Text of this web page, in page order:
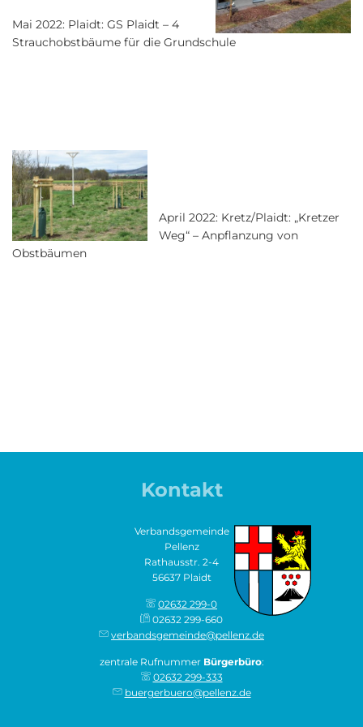
Mai 2022: Plaidt: GS Plaidt – 4
Strauchobstbäume für die Grundschule
April 2022: Kretz/Plaidt: „Kretzer
Weg“ – Anpflanzung von
Obstbäumen
Kontakt
Verbandsgemeinde
Pellenz
Rathausstr. 2-4
56637 Plaidt
02632 299-0
02632 299-660
verbandsgemeinde@pellenz.de
zentrale Rufnummer Bürgerbüro:
02632 299-333
buergerbuero@pellenz.de